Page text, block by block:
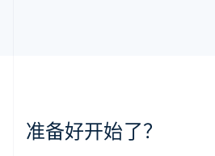
准备好开始了？
挪威